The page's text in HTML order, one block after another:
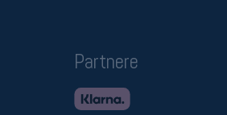
Partnere